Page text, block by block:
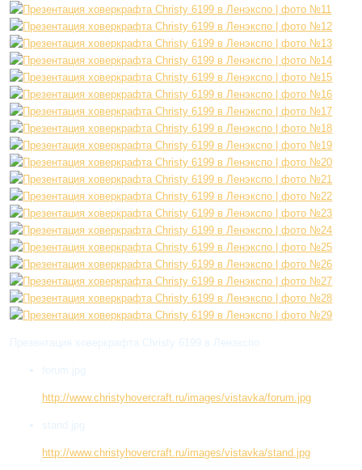
Презентация ховеркрафта Christy 6199 в Ленэкспо
forum.jpg
http://www.christyhovercraft.ru/images/vistavka/forum.jpg
stand.jpg
http://www.christyhovercraft.ru/images/vistavka/stand.jpg